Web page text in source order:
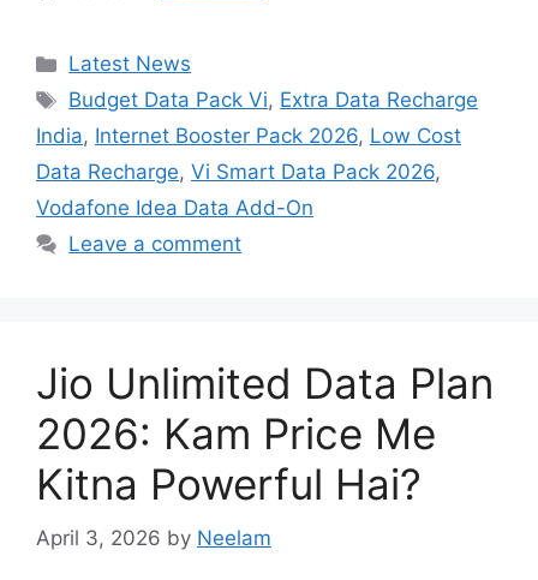
Categories
Latest News
Tags
Budget Data Pack Vi, Extra Data Recharge
India, Internet Booster Pack 2026, Low Cost
Data Recharge, Vi Smart Data Pack 2026,
Vodafone Idea Data Add-On
Leave a comment
Jio Unlimited Data Plan
2026: Kam Price Me
Kitna Powerful Hai?
April 3, 2026 by Neelam